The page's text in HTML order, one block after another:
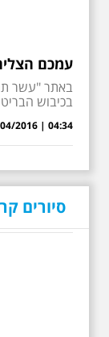
עמכם
באתר "עשר
בכיבוש
04:34 | 25/04/2016
סיורים